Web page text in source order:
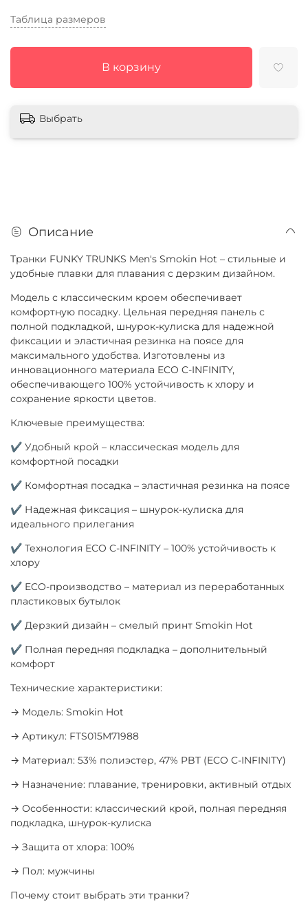
Таблица размеров
В корзину
Выбрать
Описание
Транки FUNKY TRUNKS Men's Smokin Hot – стильные и
удобные плавки для плавания с дерзким дизайном.
Модель с классическим кроем обеспечивает
комфортную посадку. Цельная передняя панель с
полной подкладкой, шнурок-кулиска для надежной
фиксации и эластичная резинка на поясе для
максимального удобства. Изготовлены из
инновационного материала ECO C-INFINITY,
обеспечивающего 100% устойчивость к хлору и
сохранение яркости цветов.
Ключевые преимущества:
✔ Удобный крой – классическая модель для
комфортной посадки
✔ Комфортная посадка – эластичная резинка на поясе
✔ Надежная фиксация – шнурок-кулиска для
идеального прилегания
✔ Технология ECO C-INFINITY – 100% устойчивость к
хлору
✔ ECO-производство – материал из переработанных
пластиковых бутылок
✔ Дерзкий дизайн – смелый принт Smokin Hot
✔ Полная передняя подкладка – дополнительный
комфорт
Технические характеристики:
→ Модель: Smokin Hot
→ Артикул: FTS015M71988
→ Материал: 53% полиэстер, 47% PBT (ECO C-INFINITY)
→ Назначение: плавание, тренировки, активный отдых
→ Особенности: классический крой, полная передняя
подкладка, шнурок-кулиска
→ Защита от хлора: 100%
→ Пол: мужчины
Почему стоит выбрать эти транки?